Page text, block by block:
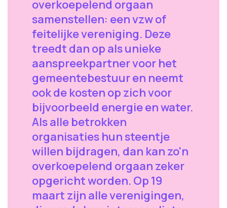
overkoepelend orgaan
samenstellen: een vzw of
feitelijke vereniging. Deze
treedt dan op als unieke
aanspreekpartner voor het
gemeentebestuur en neemt
ook de kosten op zich voor
bijvoorbeeld energie en water.
Als alle betrokken
organisaties hun steentje
willen bijdragen, dan kan zo'n
overkoepelend orgaan zeker
opgericht worden. Op 19
maart zijn alle verenigingen,